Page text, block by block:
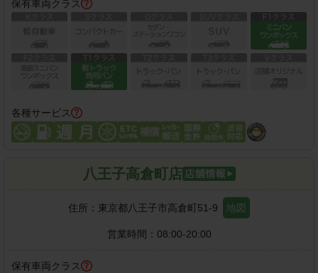
保有車両クラス
各種サービス
八王子高倉町店
住所： 東京都八王子市高倉町51-9 地図
営業時間： 08:00-20:00
保有車両クラス